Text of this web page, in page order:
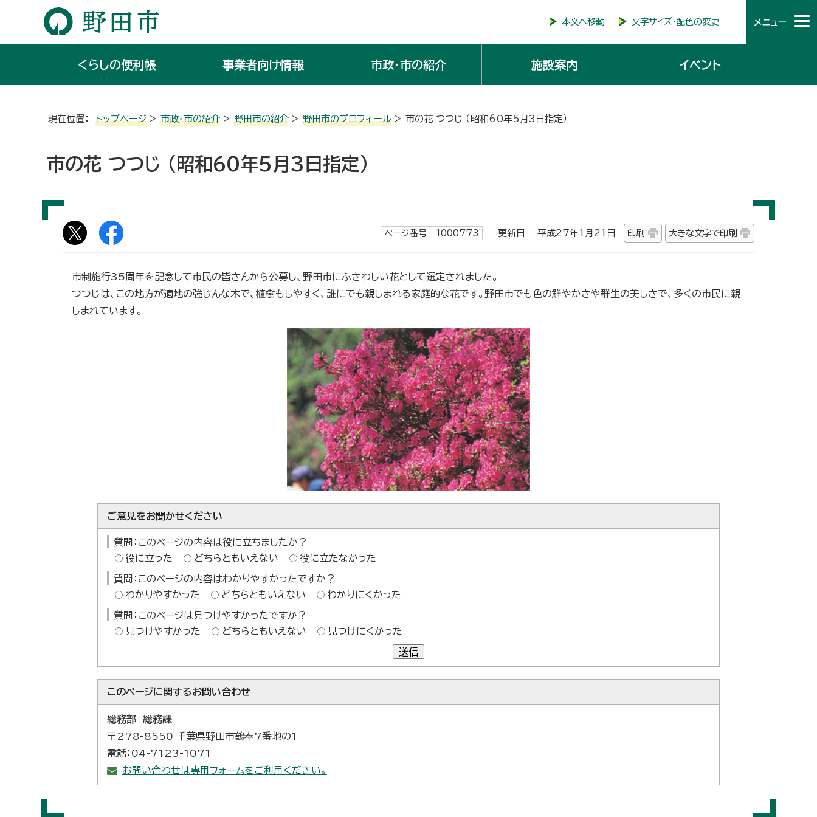
本文へ移動 文字サイズ・配色の変更 メニュー
くらしの便利帳 事業者向け情報 市政・市の紹介 施設案内 イベント
現在位置： トップページ > 市政・市の紹介 > 野田市の紹介 > 野田市のプロフィール > 市の花 つつじ （昭和60年5月3日指定）
市の花 つつじ （昭和60年5月3日指定）
ページ番号 1000773 更新日 平成27年1月21日 印刷 大きな文字で印刷
市制施行35周年を記念して市民の皆さんから公募し、野田市にふさわしい花として選定されました。
つつじは、この地方が適地の強じんな木で、植樹もしやすく、誰にでも親しまれる家庭的な花です。野田市でも色の鮮やかさや群生の美しさで、多くの市民に親
しまれています。
ご意見をお聞かせください
質問：このページの内容は役に立ちましたか？
役に立った
どちらともいえない 役に立たなかった
質問：このページの内容はわかりやすかったですか？
わかりやすかった
どちらともいえない わかりにくかった
質問：このページは見つけやすかったですか？
見つけやすかった
どちらともいえない 見つけにくかった
送信
このページに関するお問い合わせ
総務部 総務課
〒278-8550 千葉県野田市鶴奉7番地の1
電話：04-7123-1071
お問い合わせは専用フォームをご利用ください。